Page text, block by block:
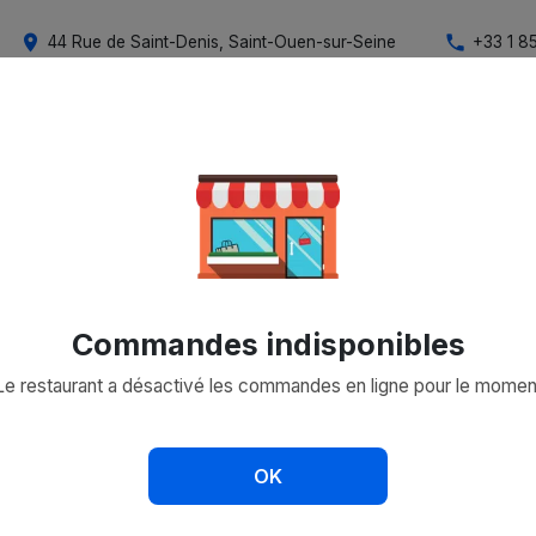
place 44 Rue de Saint-Denis, Saint-Ouen-sur-Seine phone +33 1
Choisir un créneau Ajouter une adresse
Commandes indisponibles
restaurant a désactivé les commandes en ligne pour le
OK